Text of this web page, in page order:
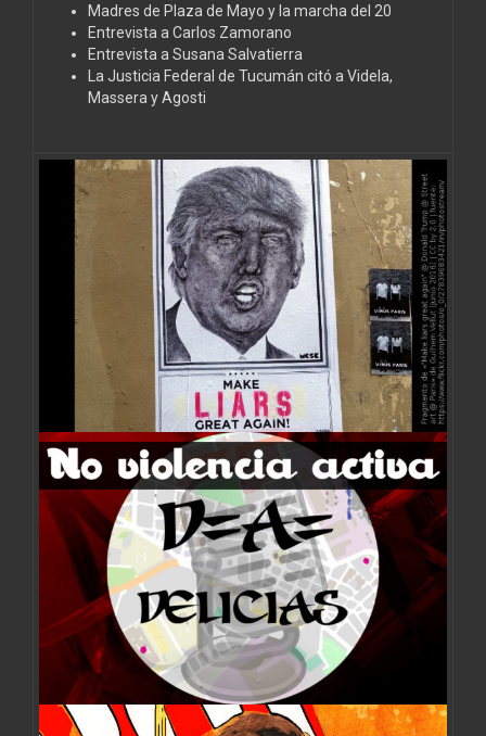
Madres de Plaza de Mayo y la marcha del 20
Entrevista a Carlos Zamorano
Entrevista a Susana Salvatierra
La Justicia Federal de Tucumán citó a Videla,
Massera y Agosti